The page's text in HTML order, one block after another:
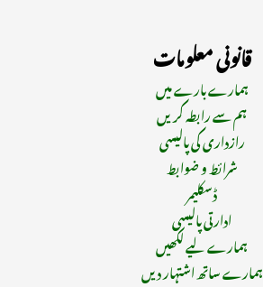
قانونی معلومات
ہمارے بارے میں
ہم سے رابطہ کریں
رازداری کی پالیسی
شرائط و ضوابط
ڈسکلیمر
ادارتی پالیسی
ہمارے لیے لکھیں
ہمارے ساتھ اشتہار دیں